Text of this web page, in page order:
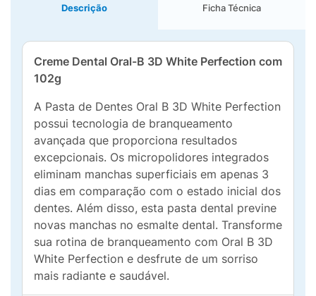
Descrição Ficha Técnica
Creme Dental Oral-B 3D White Perfection com
102g
A Pasta de Dentes Oral B 3D White Perfection
possui tecnologia de branqueamento
avançada que proporciona resultados
excepcionais. Os micropolidores integrados
eliminam manchas superficiais em apenas 3
dias em comparação com o estado inicial dos
dentes. Além disso, esta pasta dental previne
novas manchas no esmalte dental. Transforme
sua rotina de branqueamento com Oral B 3D
White Perfection e desfrute de um sorriso
mais radiante e saudável.